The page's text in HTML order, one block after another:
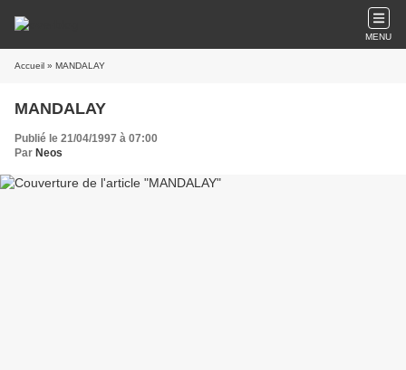
MENU
Accueil » MANDALAY
MANDALAY
Publié le 21/04/1997 à 07:00
Par Neos